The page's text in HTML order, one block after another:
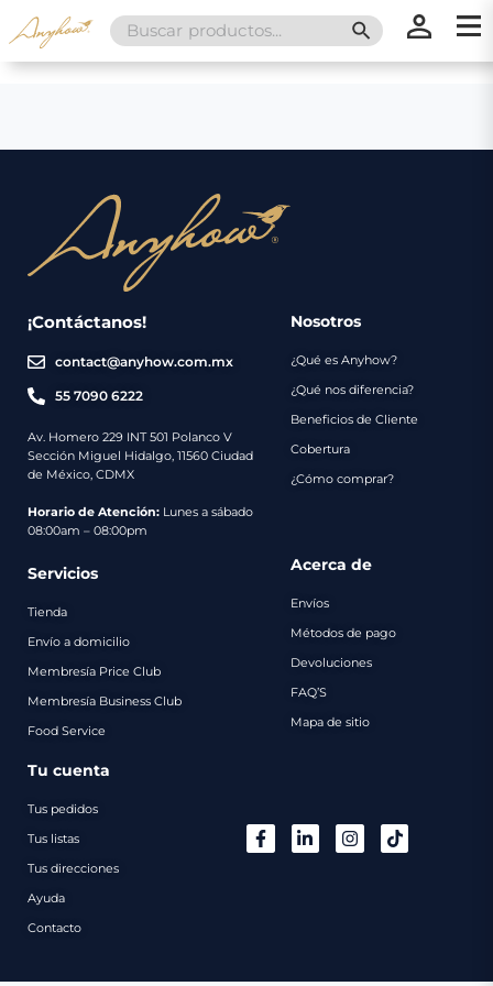
Search
for:
SEARCH
¡Contáctanos!
contact@anyhow.com.mx
55 7090 6222
Av. Homero 229 INT 501 Polanco V
Sección Miguel Hidalgo, 11560 Ciudad
de México, CDMX
Horario de Atención: Lunes a sábado
08:00am – 08:00pm
Nosotros
¿Qué es Anyhow?
¿Qué nos diferencia?
Beneficios de Cliente
Cobertura
¿Cómo comprar?
Servicios
Tienda
Envío a domicilio
Membresía Price Club
Membresía Business Club
Food Service
Acerca de
Envíos
Métodos de pago
Devoluciones
FAQ’S
Mapa de sitio
Tu cuenta
Tus pedidos
Tus listas
Tus direcciones
Ayuda
Contacto
Nosotros
Servicios
Envíos
Métodos
de
Catálogo
Regalos
Contacto